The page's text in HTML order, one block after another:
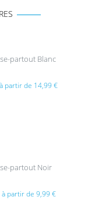
partout Blanc
à partir de 14,99 €
partout Noir
à partir de 9,99 €